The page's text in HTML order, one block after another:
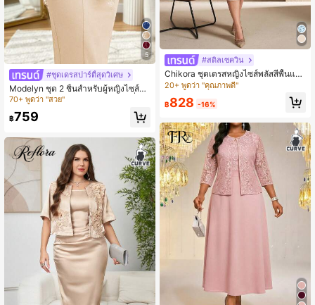
5
#ชุดเดรสปาร์ตี้สุดวิเศษ
Modelyn ชุด 2 ชิ้นสำหรับผู้หญิงไซส์ให
ญ่ สีแชมเปญ เรียบหรู ตกแต่งด้วยเลื่อม
บแม่เจ้าสาว
70+ พูดว่า "สวย"
฿759
#สติลเซควิน
Chikora ชุดเดรสหญิงไซส์พลัสสีพื้นแข
นยาวคาร์ดิแกนและชุดเดรสตกแต่งมุก
ลายดอกไม้สวยงาม ชุด 2 ชิ้น
20+ พูดว่า "คุณภาพดี"
฿828 -16%